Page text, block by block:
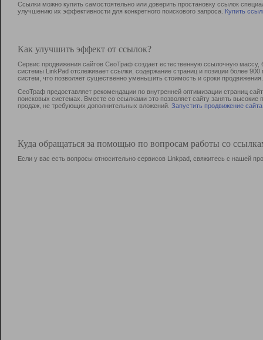
Ссылки можно купить самостоятельно или доверить простановку ссылок
улучшению их эффективности для конкретного поискового запроса. Купить
Как улучшить эффект от ссылок?
Сервис продвижения сайтов СеоТраф создает естественную ссылочную
системы LinkPad отслеживает ссылки, содержание страниц и позиции более
систем, что позволяет существенно уменьшить стоимость и сроки продвижения.
СеоТраф предоставляет рекомендации по внутренней оптимизации страниц
поисковых системах. Вместе со ссылками это позволяет сайту занять
продаж, не требующих дополнительных вложений. Запустить продвижение сайта
Куда обращаться за помощью по вопросам работы со
Если у вас есть вопросы относительно сервисов Linkpad, свяжитесь с нашей